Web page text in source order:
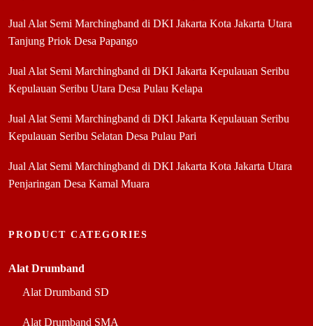
Jual Alat Semi Marchingband di DKI Jakarta Kota Jakarta Utara
Tanjung Priok Desa Papango
Jual Alat Semi Marchingband di DKI Jakarta Kepulauan Seribu
Kepulauan Seribu Utara Desa Pulau Kelapa
Jual Alat Semi Marchingband di DKI Jakarta Kepulauan Seribu
Kepulauan Seribu Selatan Desa Pulau Pari
Jual Alat Semi Marchingband di DKI Jakarta Kota Jakarta Utara
Penjaringan Desa Kamal Muara
PRODUCT CATEGORIES
Alat Drumband
Alat Drumband SD
Alat Drumband SMA